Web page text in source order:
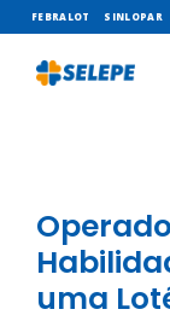
FEBRALOT SINLOPAR
uma